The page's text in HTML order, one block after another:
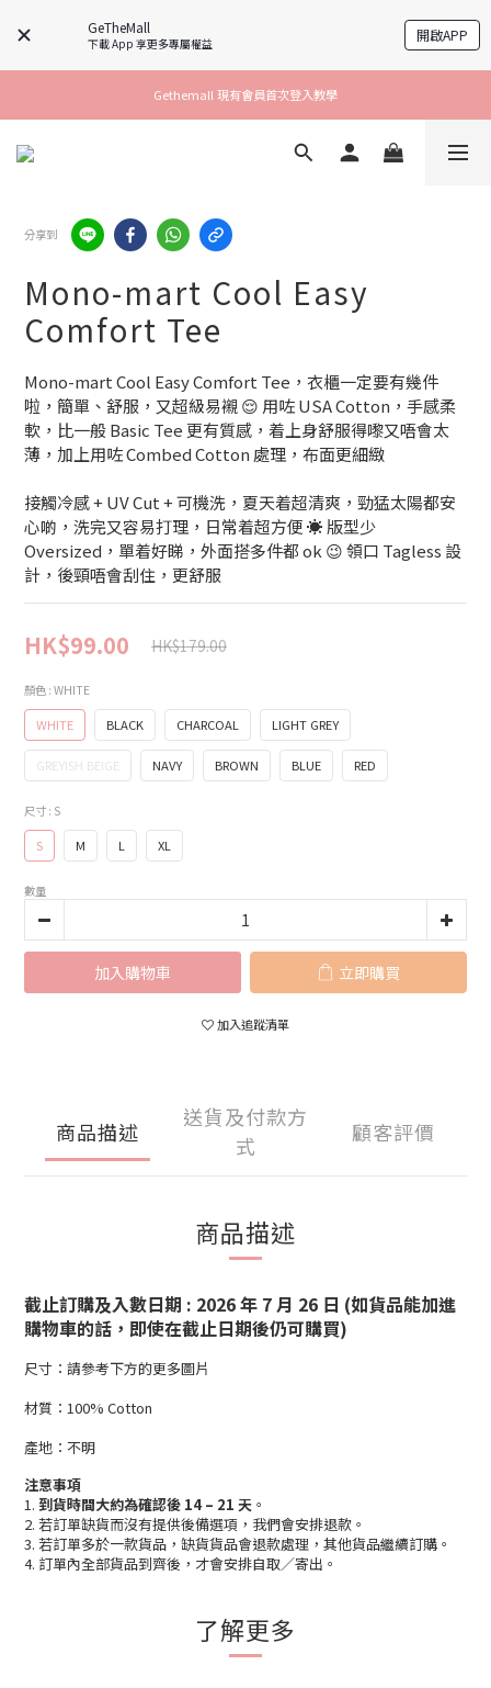
GeTheMall
下載 App 享更多專屬權益 開啟APP
Gethemall 現有會員首次登入教學
分享到
Mono-mart Cool Easy
Comfort Tee
Mono-mart Cool Easy Comfort Tee，衣櫃一定要有幾件
啦，簡單、舒服，又超級易襯 😌 用咗 USA Cotton，手感柔
軟，比一般 Basic Tee 更有質感，着上身舒服得嚟又唔會太
薄，加上用咗 Combed Cotton 處理，布面更細緻
接觸冷感 + UV Cut + 可機洗，夏天着超清爽，勁猛太陽都安
心啲，洗完又容易打理，日常着超方便 ☀️ 版型少
Oversized，單着好睇，外面搭多件都 ok 😉 領口 Tagless 設
計，後頸唔會刮住，更舒服
HK$99.00 HK$179.00
顏色 : WHITE
WHITE BLACK CHARCOAL LIGHT GREY
GREYISH BEIGE NAVY BROWN BLUE RED
尺寸 : S
S M L XL
數量
加入購物車 立即購買
加入追蹤清單
商品描述
送貨及付款方
式
顧客評價
商品描述
截止訂購及入數日期 : 2026 年 7 月 26 日 (如貨品能加進
購物車的話，即使在截止日期後仍可購買)
尺寸：請參考下方的更多圖片
材質：100% Cotton
產地：不明
注意事項
1. 到貨時間大約為確認後 14 – 21 天 。
2. 若訂單缺貨而沒有提供後備選項，我們會安排退款。
3. 若訂單多於一款貨品，缺貨貨品會退款處理，其他貨品繼續訂購。
4. 訂單內全部貨品到齊後，才會安排自取／寄出。
了解更多